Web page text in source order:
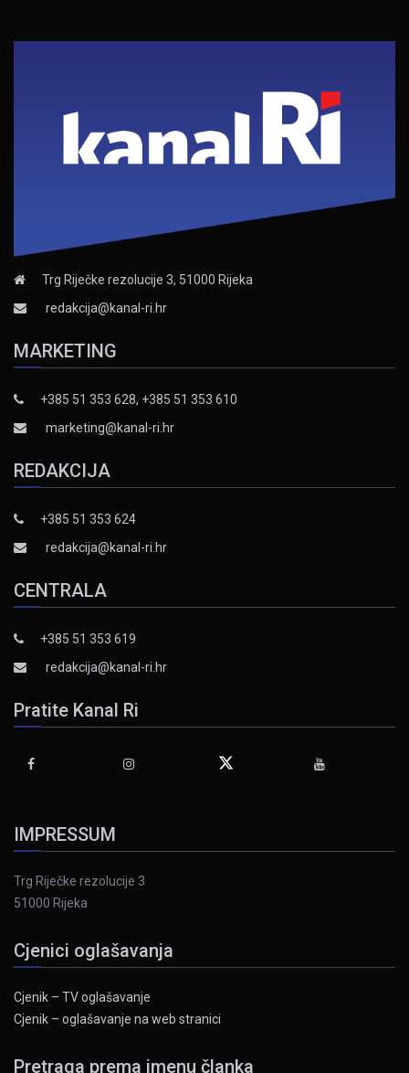
Trg Riječke rezolucije 3, 51000 Rijeka
redakcija@kanal-ri.hr
MARKETING
+385 51 353 628, +385 51 353 610
marketing@kanal-ri.hr
REDAKCIJA
+385 51 353 624
redakcija@kanal-ri.hr
CENTRALA
+385 51 353 619
redakcija@kanal-ri.hr
Pratite Kanal Ri
IMPRESSUM
Trg Riječke rezolucije 3
51000 Rijeka
Cjenici oglašavanja
Cjenik – TV oglašavanje
Cjenik – oglašavanje na web stranici
Pretraga prema imenu članka